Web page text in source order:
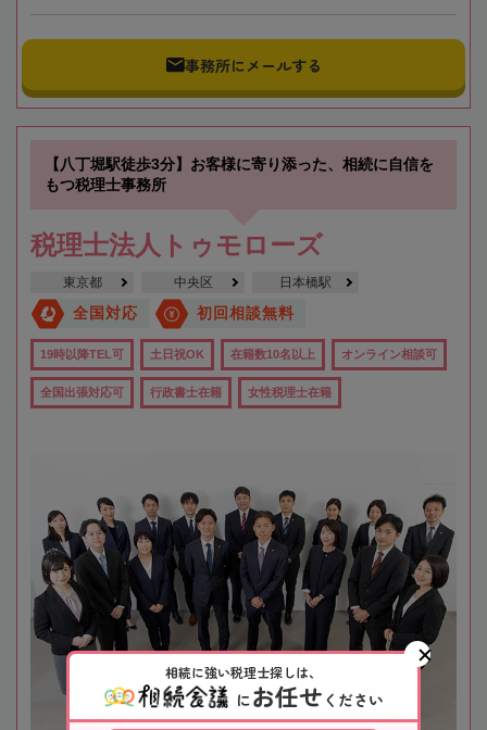
事務所にメールする
【八丁堀駅徒歩3分】お客様に寄り添った、相続に自信を
もつ税理士事務所
税理士法人トゥモローズ
東京都 中央区 日本橋駅
全国対応 初回相談無料
19時以降TEL可 土日祝OK 在籍数10名以上 オンライン相談可
全国出張対応可 行政書士在籍 女性税理士在籍
相続に強い税理士探しは、
にお任せ ください